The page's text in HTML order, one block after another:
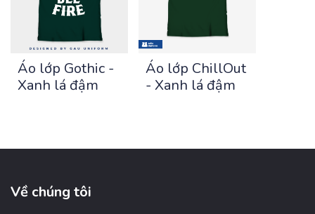
Áo lớp Gothic -
Xanh lá đậm
Áo lớp ChillOut
- Xanh lá đậm
Về chúng tôi